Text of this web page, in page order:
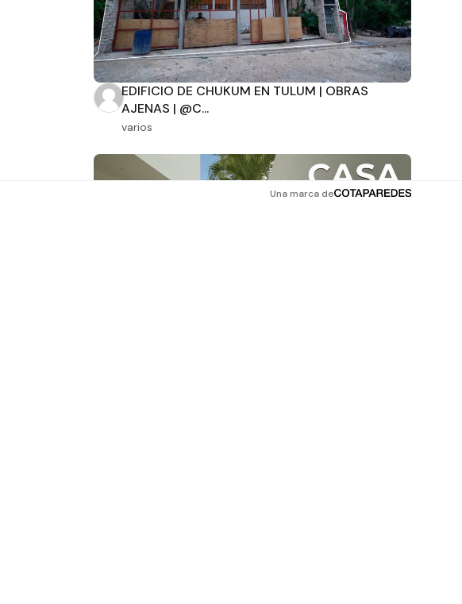
EDIFICIO DE CHUKUM EN TULUM | OBRAS
AJENAS | @C...
varios
Una marca de